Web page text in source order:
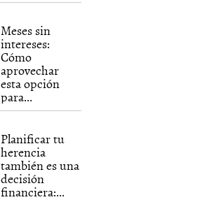
Meses sin
intereses:
Cómo
aprovechar
esta opción
para...
Planificar tu
herencia
también es una
decisión
financiera:...